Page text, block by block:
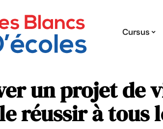
Cursus
un projet de
le réussir à tous